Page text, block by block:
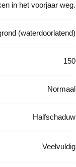
in het voorjaar weg.
(waterdoorlatend)
150
Normaal
Halfschaduw
Veelvuldig